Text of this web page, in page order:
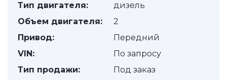
Тип двигателя:
дизель
Объем двигателя:
2
Привод:
Передний
VIN:
По запросу
Тип продажи:
Под заказ